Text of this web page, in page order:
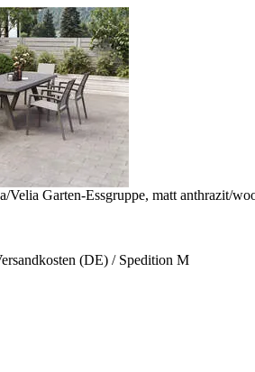
Garten-Essgruppe, matt anthrazit/
(DE) / Spedition M